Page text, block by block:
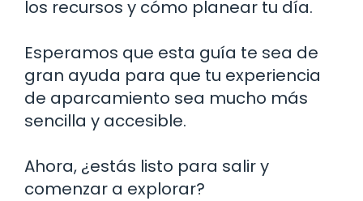
los recursos y cómo planear tu día.
Esperamos que esta guía te sea de
gran ayuda para que tu experiencia
de aparcamiento sea mucho más
sencilla y accesible.
Ahora, ¿estás listo para salir y
comenzar a explorar?